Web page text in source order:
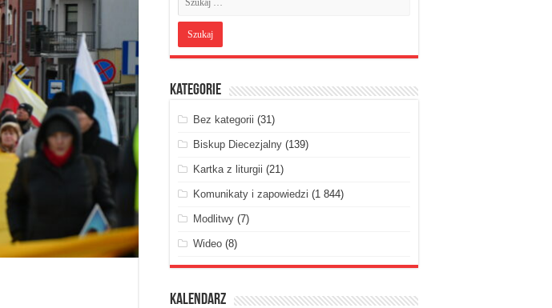
Kategorie
Bez kategorii (31)
Biskup Diecezjalny(139)
Kartka z liturgii (21)
Komunikaty i zapowiedzi (1 844)
Modlitwy(7)
Wideo(8)
Kalendarz